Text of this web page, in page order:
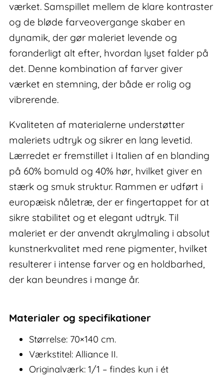
værket. Samspillet mellem de klare kontraster
og de bløde farveovergange skaber en
dynamik, der gør maleriet levende og
foranderligt alt efter, hvordan lyset falder på
det. Denne kombination af farver giver
værket en stemning, der både er rolig og
vibrerende.
Kvaliteten af materialerne understøtter
maleriets udtryk og sikrer en lang levetid.
Lærredet er fremstillet i Italien af en blanding
på 60% bomuld og 40% hør, hvilket giver en
stærk og smuk struktur. Rammen er udført i
europæisk nåletræ, der er fingertappet for at
sikre stabilitet og et elegant udtryk. Til
maleriet er der anvendt akrylmaling i absolut
kunstnerkvalitet med rene pigmenter, hvilket
resulterer i intense farver og en holdbarhed,
der kan beundres i mange år.
Materialer og specifikationer
Størrelse: 70×140 cm.
Værkstitel: Alliance II.
Originalværk: 1/1 – findes kun i ét